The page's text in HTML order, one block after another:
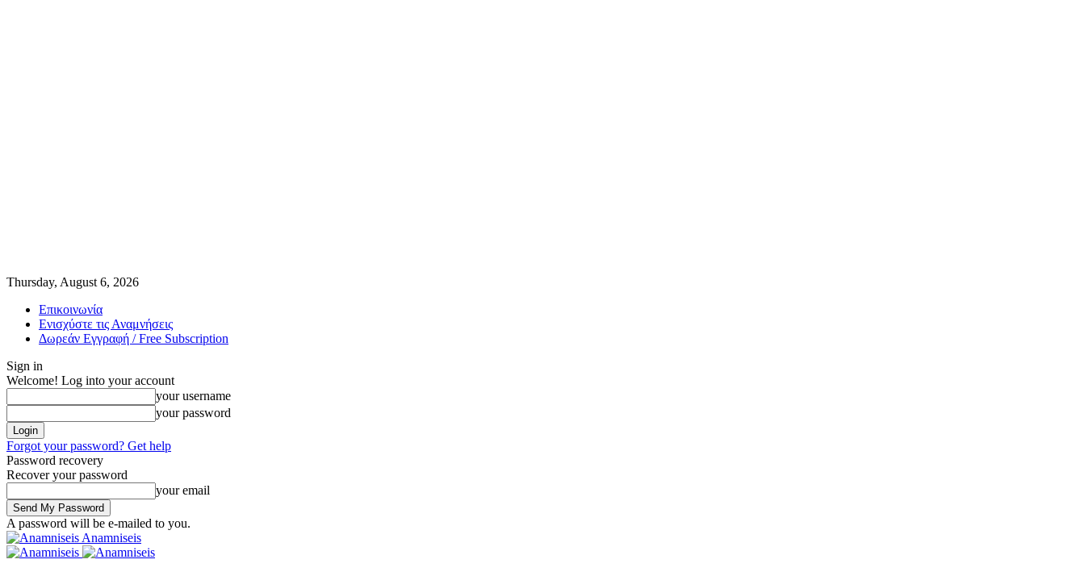
Thursday, August 6, 2026
Επικοινωνία
Ενισχύστε τις Αναμνήσεις
Δωρεάν Εγγραφή / Free Subscription
Sign in
Welcome! Log into your account
your username
your password
Forgot your password? Get help
Password recovery
Recover your password
your email
A password will be e-mailed to you.
Anamniseis